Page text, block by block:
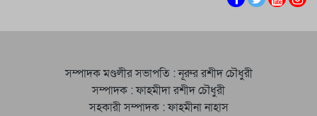
সম্পাদক মণ্ডলীর সভাপতি : নূরুর রশীদ চৌধুরী
সম্পাদক : ফাহমীদা রশীদ চৌধুরী
সহকারী সম্পাদক : ফাহমীনা নাহাস